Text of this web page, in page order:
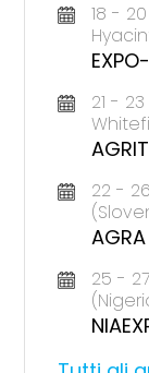
18 -
21 -
22 -
AGRA
25 -